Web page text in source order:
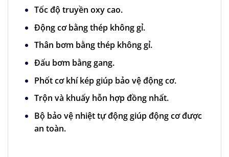
Tốc độ truyền oxy cao.
Động cơ bằng thép không gỉ.
Thân bơm bằng thép không gỉ.
Đấu bơm bằng gang.
Phốt cơ khí kép giúp bảo vệ động cơ.
Trộn và khuấy hỗn hợp đồng nhất.
Bộ bảo vệ nhiệt tự động giúp động cơ được
an toàn.